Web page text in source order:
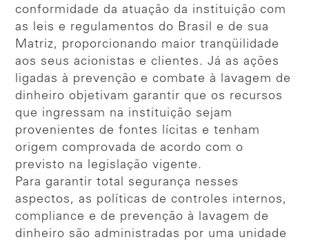
conformidade da atuação da instituição com
as leis e regulamentos do Brasil e de sua
Matriz, proporcionando maior tranqüilidade
aos seus acionistas e clientes. Já as ações
ligadas à prevenção e combate à lavagem de
dinheiro objetivam garantir que os recursos
que ingressam na instituição sejam
provenientes de fontes lícitas e tenham
origem comprovada de acordo com o
previsto na legislação vigente.
Para garantir total segurança nesses
aspectos, as políticas de controles internos,
compliance e de prevenção à lavagem de
dinheiro são administradas por uma unidade